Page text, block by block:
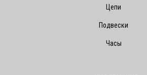
Цепи
Подвески
Часы